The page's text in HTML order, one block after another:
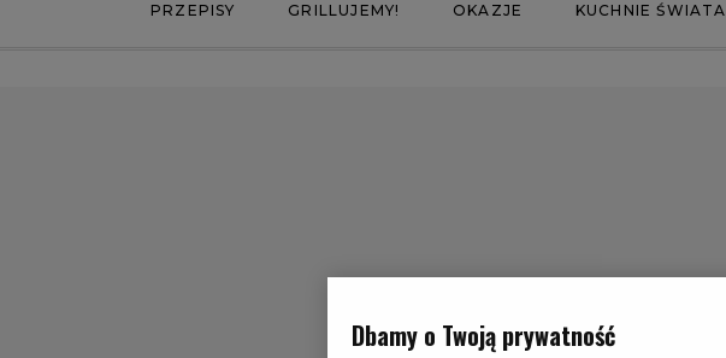
PRZEPISY GRILLUJEMY! OKAZJE KUCHNIE ŚWIATA
Dbamy o Twoją prywatność